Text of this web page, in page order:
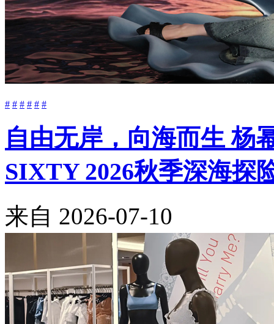
# # # # # #
自由无岸，向海而生 杨
SIXTY 2026秋季深海探
来自 2026-07-10